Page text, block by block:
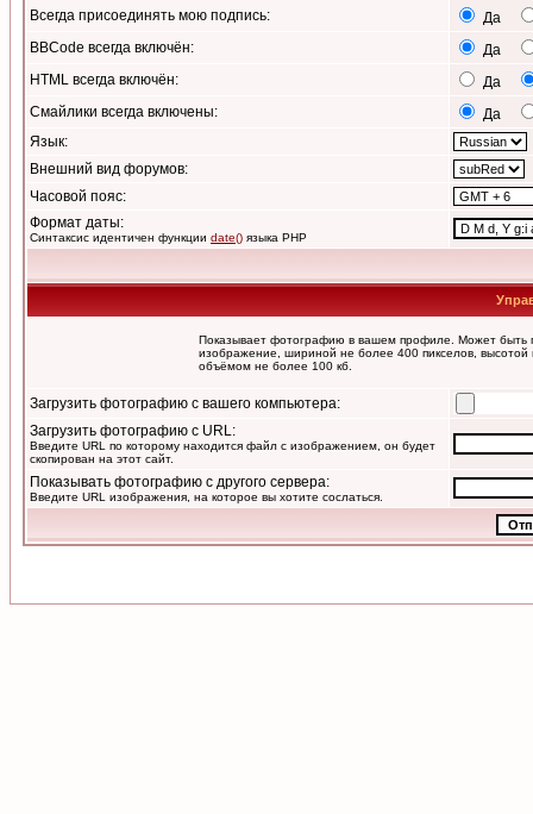
Всегда присоединять мою подпись:
Да
BBCode всегда включён:
Да
HTML всегда включён:
Да
Смайлики всегда включены:
Да
Язык:
Внешний вид форумов:
Часовой пояс:
Формат даты:
Синтаксис идентичен функции date() языка PHP
Показывает фотографию в вашем профиле. Может быть
изображение, шириной не более 400 пикселов, высотой
объёмом не более 100 кб.
Загрузить фотографию с вашего компьютера:
Загрузить фотографию с URL:
Введите URL по которому находится файл с изображением, он будет
скопирован на этот сайт.
Показывать фотографию с другого сервера:
Введите URL изображения, на которое вы хотите сослаться.